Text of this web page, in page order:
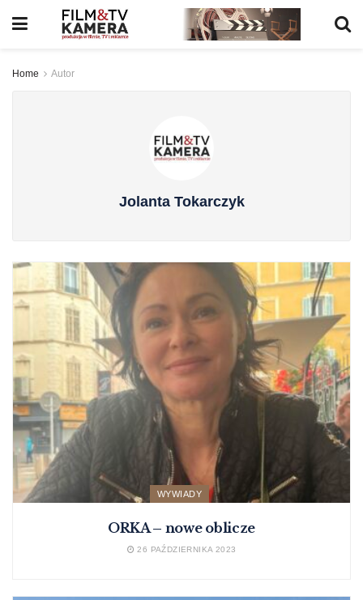
Home Autor
Jolanta Tokarczyk
WYWIADY
ORKA – nowe oblicze
26 PAŹDZIERNIKA 2023